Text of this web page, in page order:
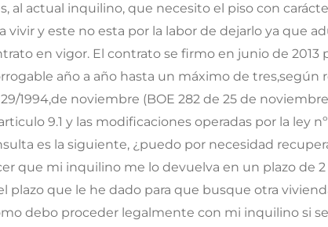
al actual inquilino, que necesito el piso con
vivir y este no esta por la labor de dejarlo ya que
en vigor. El contrato se firmo en junio de 2013
año a año hasta un máximo de tres,según
29/1994,de noviembre (BOE 282 de 25 de
9.1 y las modificaciones operadas por la ley
es la siguiente, ¿puedo por necesidad
que mi inquilino me lo devuelva en un plazo de 2
plazo que le he dado para que busque otra
debo proceder legalmente con mi inquilino si